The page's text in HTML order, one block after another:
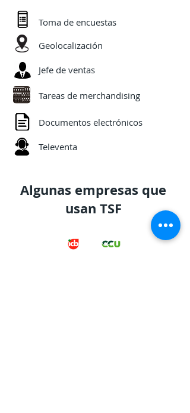
Toma de encuestas
Geolocalización​
Jefe de ventas
Tareas de merchandising
Documentos electrónicos
Televenta
Algunas empresas que
usan TSF